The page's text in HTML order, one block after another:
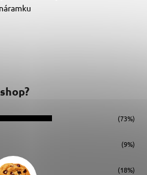
(73%)
(9%)
(18%)